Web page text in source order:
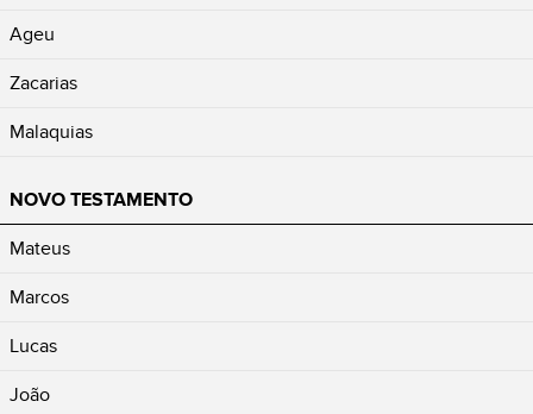
Ageu
Zacarias
Malaquias
NOVO TESTAMENTO
Mateus
Marcos
Lucas
João